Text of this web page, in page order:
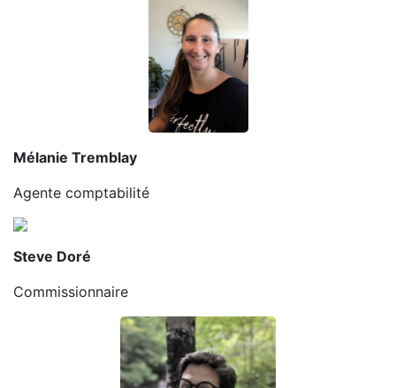
Mélanie Tremblay
Agente comptabilité
Steve Doré
Commissionnaire